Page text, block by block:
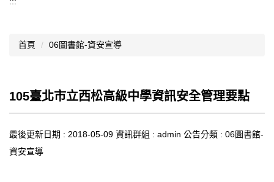
認識西松
文件資料
網站管理
首頁 06圖書館-資安宣導
105臺北市立西松高級中學資訊安全管理要點
最後更新日期 : 2018-05-09 資訊群組 : admin 公告分類 : 06圖書館-
資安宣導